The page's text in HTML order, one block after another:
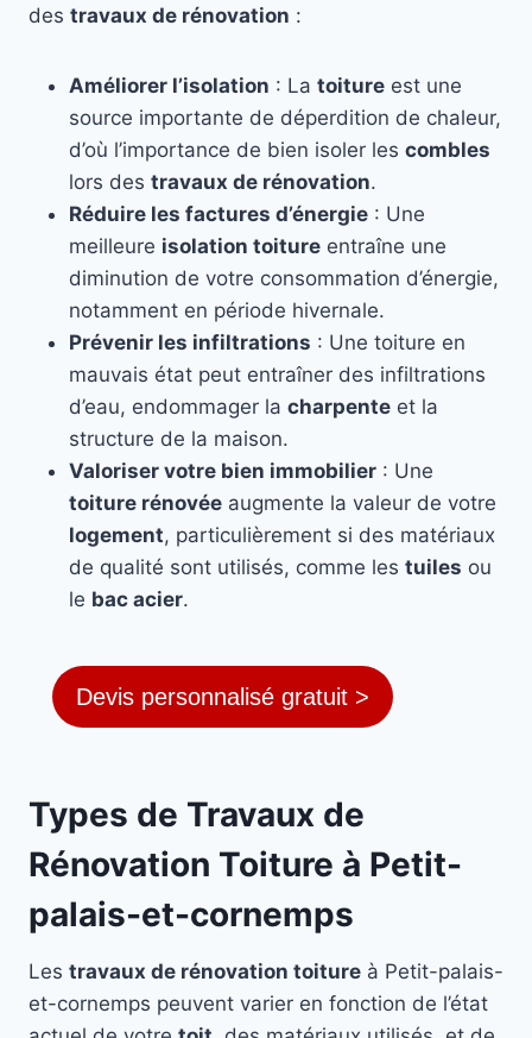
des travaux de rénovation :
Améliorer l’isolation : La toiture est une
source importante de déperdition de chaleur,
d’où l’importance de bien isoler les combles
lors des travaux de rénovation.
Réduire les factures d’énergie : Une
meilleure isolation toiture entraîne une
diminution de votre consommation d’énergie,
notamment en période hivernale.
Prévenir les infiltrations : Une toiture en
mauvais état peut entraîner des infiltrations
d’eau, endommager la charpente et la
structure de la maison.
Valoriser votre bien immobilier : Une
toiture rénovée augmente la valeur de votre
logement, particulièrement si des matériaux
de qualité sont utilisés, comme les tuiles ou
le bac acier.
Devis personnalisé gratuit >
Types de Travaux de
Rénovation Toiture à Petit-
palais-et-cornemps
Les travaux de rénovation toiture à Petit-palais-
et-cornemps peuvent varier en fonction de l’état